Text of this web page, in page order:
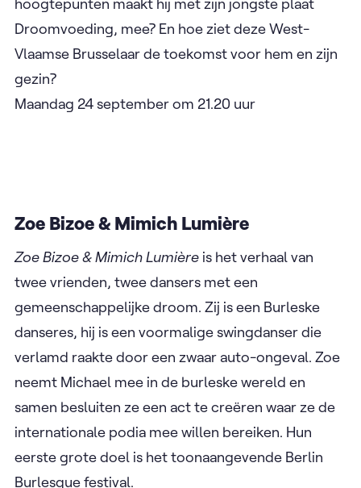
alias Boudy Verleye. De 33 jarige West-Vlaamse
Brusselaar ziet dit jaar zijn populariteit zonder
meer stijgen.
Hoe krijgt hij dit bloeiend artiestenleven in
Vlaamse Brusselaar de toekomst voor hem en zijn
gezin?
Maandag 24 september om 21.20 uur
Zoe Bizoe & Mimich Lumière
Zoe Bizoe & Mimich Lumièreis het verhaal van
twee vrienden, twee dansers met een
gemeenschappelijke droom. Zij is een Burleske